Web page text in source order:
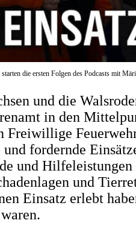
die ersten Folgen des Podcasts mit
und die
in den
Freiwillige
und fordernde
und
und
Einsatz erlebt